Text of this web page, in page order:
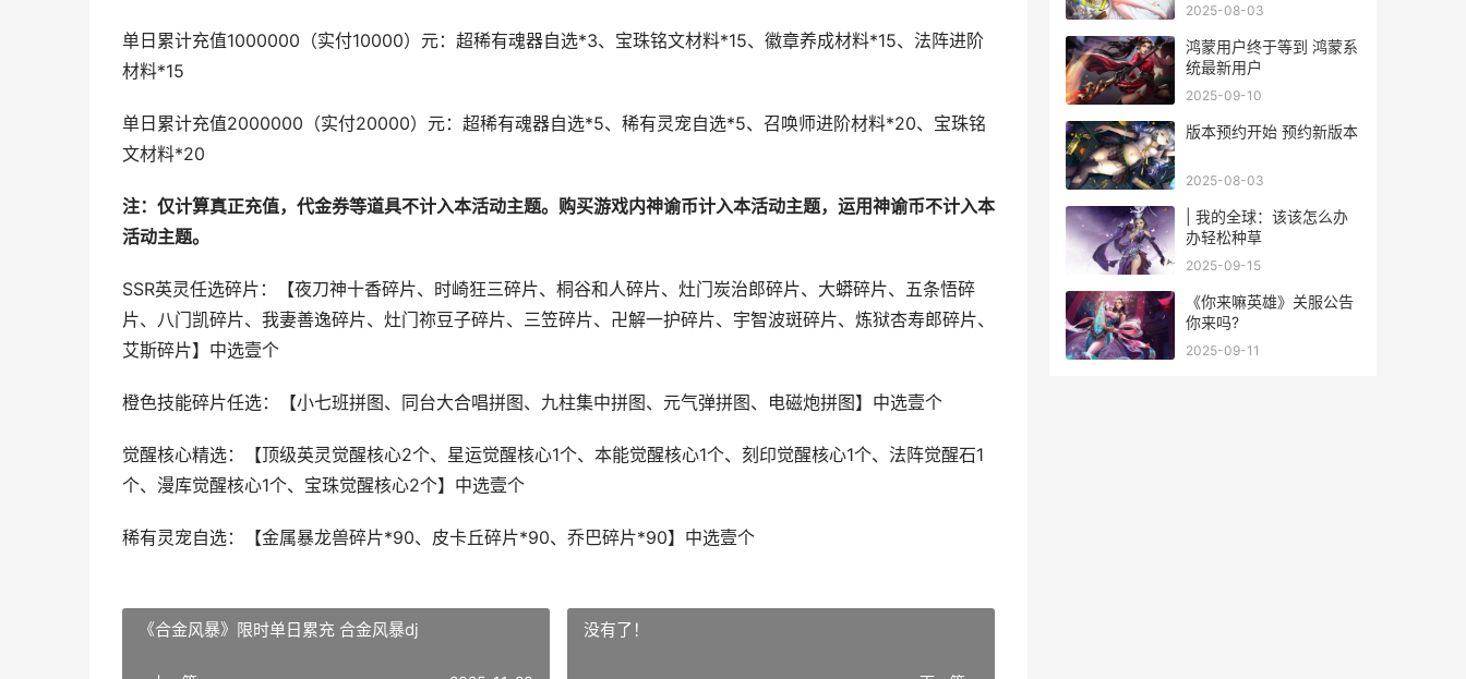
单日累计充值1000000（实付10000）元：超稀有魂器自选*3、宝珠铭文材料*15、徽章养成材料*15、法阵进阶
材料*15
单日累计充值2000000（实付20000）元：超稀有魂器自选*5、稀有灵宠自选*5、召唤师进阶材料*20、宝珠铭
文材料*20
注： 仅计算真正充值，代金券等道具不计入本活动主题。购买游戏内神谕币计入本活动主题，运用神谕币不计入本
活动主题。
SSR英灵任选碎片：【夜刀神十香碎片、时崎狂三碎片、桐谷和人碎片、灶门炭治郎碎片、大蟒碎片、五条悟碎
片、八门凯碎片、我妻善逸碎片、灶门祢豆子碎片、三笠碎片、卍解一护碎片、宇智波斑碎片、炼狱杏寿郎碎片、
艾斯碎片】中选壹个
橙色技能碎片任选：【小七班拼图、同台大合唱拼图、九柱集中拼图、元气弹拼图、电磁炮拼图】中选壹个
觉醒核心精选：【顶级英灵觉醒核心2个、星运觉醒核心1个、本能觉醒核心1个、刻印觉醒核心1个、法阵觉醒石1
个、漫库觉醒核心1个、宝珠觉醒核心2个】中选壹个
稀有灵宠自选：【金属暴龙兽碎片*90、皮卡丘碎片*90、乔巴碎片*90】中选壹个
《合金风暴》限时单日累充 合金风暴dj 没有了！
2025-08-03
鸿蒙用户终于等到 鸿蒙系
统最新用户
2025-09-10
版本预约开始 预约新版本
2025-08-03
| 我的全球：该该怎么办
办轻松种草
2025-09-15
《你来嘛英雄》关服公告
你来吗?
2025-09-11